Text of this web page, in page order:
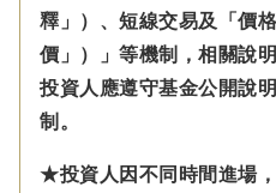
釋」）、短線交易及「價
價」）」等機制，相關說
投資人應遵守基金公開說
制。
★投資人因不同時間進場